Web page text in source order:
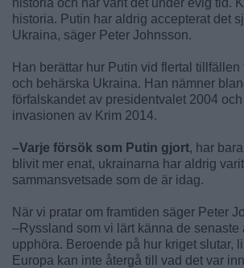
historia. Putin har aldrig accepterat det
Ukraina, säger Peter Johnsson.
Han berättar hur Putin vid flertal tillfällen
och behärska Ukraina. Han nämner
förfalskandet av presidentvalet 2004
invasionen av Krim 2014.
–Varje försök som Putin gjort, har
blivit mer enat, ukrainarna har aldrig
sammansvetsade som de är idag.
När vi pratar om framtiden säger Peter
–Ryssland som vi lärt känna de senaste
upphöra. Beroende på hur kriget slutar,
Europa kan inte återgå till vad det var